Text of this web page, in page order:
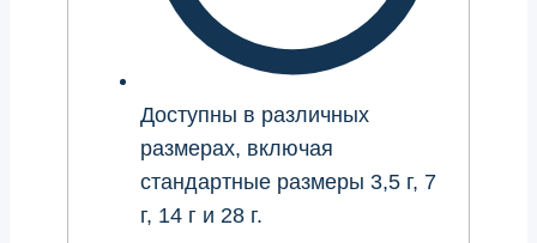
Доступны в различных
размерах, включая
стандартные размеры 3,5 г, 7
г, 14 г и 28 г.